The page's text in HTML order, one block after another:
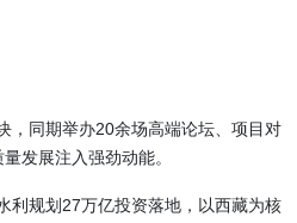
，同期举办20余场高端论坛、项目对
发展注入强劲动能。
利规划27万亿投资落地，以西藏为核